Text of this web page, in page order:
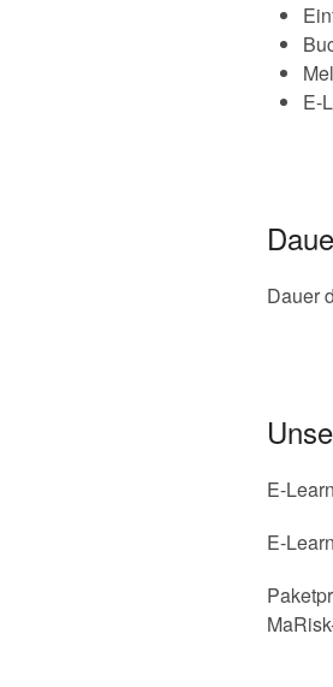
E-
Dauer
E-
E-